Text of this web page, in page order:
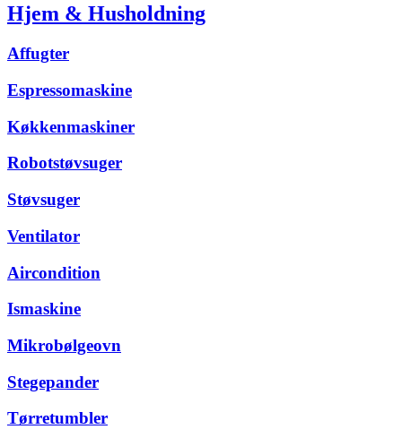
Hjem & Husholdning
Affugter
Espressomaskine
Køkkenmaskiner
Robotstøvsuger
Støvsuger
Ventilator
Aircondition
Ismaskine
Mikrobølgeovn
Stegepander
Tørretumbler